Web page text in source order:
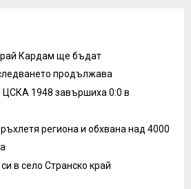
Кардам ще бъдат
продължава
1948 завършиха 0:0 в
региона и обхвана над 4000
в село Странско край